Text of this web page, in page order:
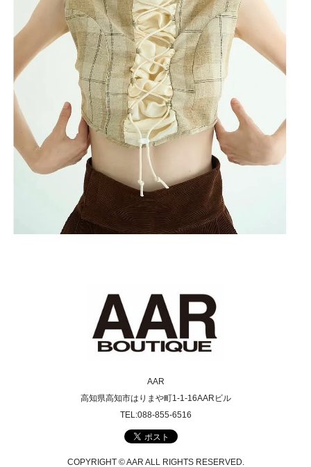
AAR
高知県高知市はりまや町1-1-16AARビル
TEL:088-855-6516
COPYRIGHT © AAR ALL RIGHTS RESERVED.